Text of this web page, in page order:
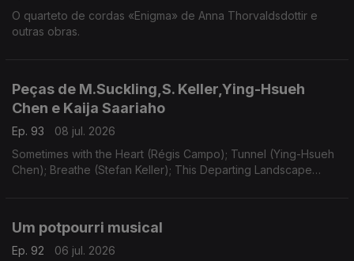
O quarteto de cordas «Enigma» de Anna Thorvaldsdottir e
outras obras.
Peças de M.Suckling,S. Keller,Ying-Hsueh
Chen e Kaija Saariaho
Ep. 93
08 jul. 2026
Sometimes with the Heart (Régis Campo); Tunnel (Ying-Hsueh
Chen); Breathe (Stefan Keller); This Departing Landscape
Um potpourri musical
Ep. 92 06 jul. 2026